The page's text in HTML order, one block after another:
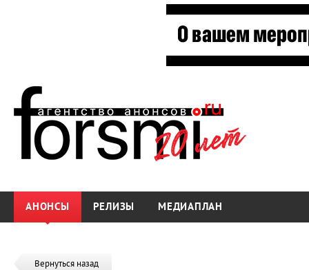
АНОНСЫ РЕЛИЗЫ МЕДИАПЛАН
Вернуться назад